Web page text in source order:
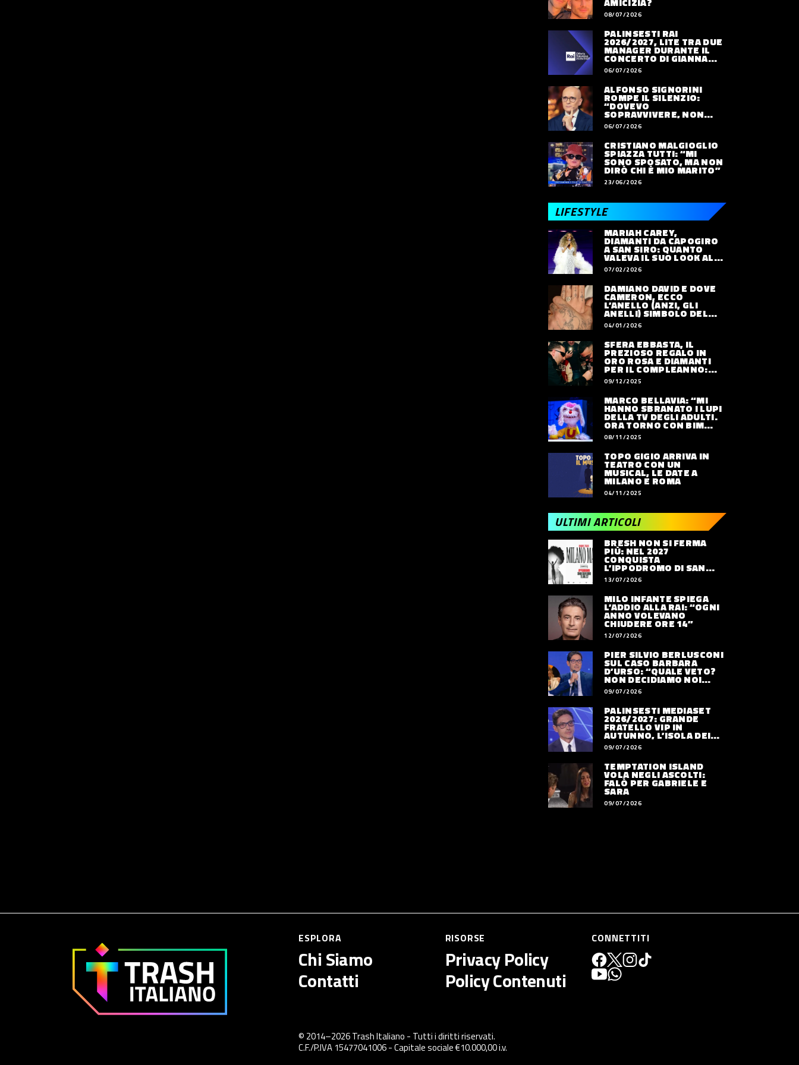
08/07/2026
PALINSESTI RAI
2026/2027, LITE TRA DUE
MANAGER DURANTE IL
CONCERTO DI GIANNA
NANNINI
06/07/2026
ALFONSO SIGNORINI
ROMPE IL SILENZIO:
“DOVEVO
SOPRAVVIVERE, NON
VIVERE”
06/07/2026
CRISTIANO MALGIOGLIO
SPIAZZA TUTTI: “MI
SONO SPOSATO, MA NON
DIRÒ CHI È MIO MARITO”
23/06/2026
LIFESTYLE
MARIAH CAREY,
DIAMANTI DA CAPOGIRO
A SAN SIRO: QUANTO
VALEVA IL SUO LOOK ALLE
OLIMPIADI
07/02/2026
DAMIANO DAVID E DOVE
CAMERON, ECCO
L’ANELLO (ANZI, GLI
ANELLI) SIMBOLO DEL
LORO AMORE
04/01/2026
SFERA EBBASTA, IL
PREZIOSO REGALO IN
ORO ROSA E DIAMANTI
PER IL COMPLEANNO:
QUANTO VALE
09/12/2025
MARCO BELLAVIA: “MI
HANNO SBRANATO I LUPI
DELLA TV DEGLI ADULTI.
ORA TORNO CON BIM
BUM BAM PARTY”
08/11/2025
TOPO GIGIO ARRIVA IN
TEATRO CON UN
MUSICAL, LE DATE A
MILANO E ROMA
04/11/2025
ULTIMI ARTICOLI
BRESH NON SI FERMA
PIÙ: NEL 2027
CONQUISTA
L’IPPODROMO DI SAN
SIRO CON “MILANO
MAREA”
13/07/2026
MILO INFANTE SPIEGA
L’ADDIO ALLA RAI: “OGNI
ANNO VOLEVANO
CHIUDERE ORE 14”
12/07/2026
PIER SILVIO BERLUSCONI
SUL CASO BARBARA
D’URSO: “QUALE VETO?
NON DECIDIAMO NOI
DOVE LAVORERÀ”
09/07/2026
PALINSESTI MEDIASET
2026/2027: GRANDE
FRATELLO VIP IN
AUTUNNO, L’ISOLA DEI
FAMOSI SLITTA AL 2027
09/07/2026
TEMPTATION ISLAND
VOLA NEGLI ASCOLTI:
FALÒ PER GABRIELE E
SARA
09/07/2026
ESPLORA
Chi Siamo
Contatti
RISORSE
Privacy Policy
Policy Contenuti
CONNETTITI
© 2014–2026Trash Italiano - Tutti i diritti riservati.
C.F./P.IVA 15477041006 - Capitale sociale €10.000,00 i.v.